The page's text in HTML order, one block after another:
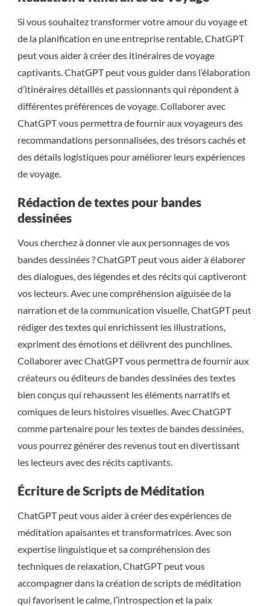
Si vous souhaitez transformer votre amour du voyage et
de la planification en une entreprise rentable, ChatGPT
peut vous aider à créer des itinéraires de voyage
captivants. ChatGPT peut vous guider dans l’élaboration
d’itinéraires détaillés et passionnants qui répondent à
différentes préférences de voyage. Collaborer avec
ChatGPT vous permettra de fournir aux voyageurs des
recommandations personnalisées, des trésors cachés et
des détails logistiques pour améliorer leurs expériences
de voyage.
Rédaction de textes pour bandes
dessinées
Vous cherchez à donner vie aux personnages de vos
bandes dessinées ? ChatGPT peut vous aider à élaborer
des dialogues, des légendes et des récits qui captiveront
vos lecteurs. Avec une compréhension aiguisée de la
narration et de la communication visuelle, ChatGPT peut
rédiger des textes qui enrichissent les illustrations,
expriment des émotions et délivrent des punchlines.
Collaborer avec ChatGPT vous permettra de fournir aux
créateurs ou éditeurs de bandes dessinées des textes
bien conçus qui rehaussent les éléments narratifs et
comiques de leurs histoires visuelles. Avec ChatGPT
comme partenaire pour les textes de bandes dessinées,
vous pourrez générer des revenus tout en divertissant
les lecteurs avec des récits captivants.
Écriture de Scripts de Méditation
ChatGPT peut vous aider à créer des expériences de
méditation apaisantes et transformatrices. Avec son
expertise linguistique et sa compréhension des
techniques de relaxation, ChatGPT peut vous
accompagner dans la création de scripts de méditation
qui favorisent le calme, l’introspection et la paix